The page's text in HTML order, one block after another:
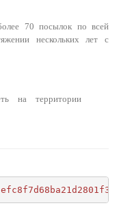
70 посылок по всей
нескольких лет с
на территории